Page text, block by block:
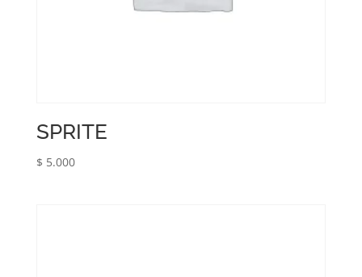
SPRITE
$ 5.000